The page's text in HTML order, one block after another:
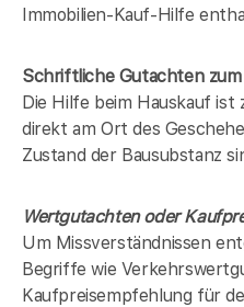
Immobilien-Kauf-Hilfe
Schriftliche Gutachten zum
Die Hilfe beim Hauskauf
direkt am Ort des
Zustand der Bausubstanz
Wertgutachten oder
Um Missverständnissen
Begriffe wie
Kaufpreisempfehlung für